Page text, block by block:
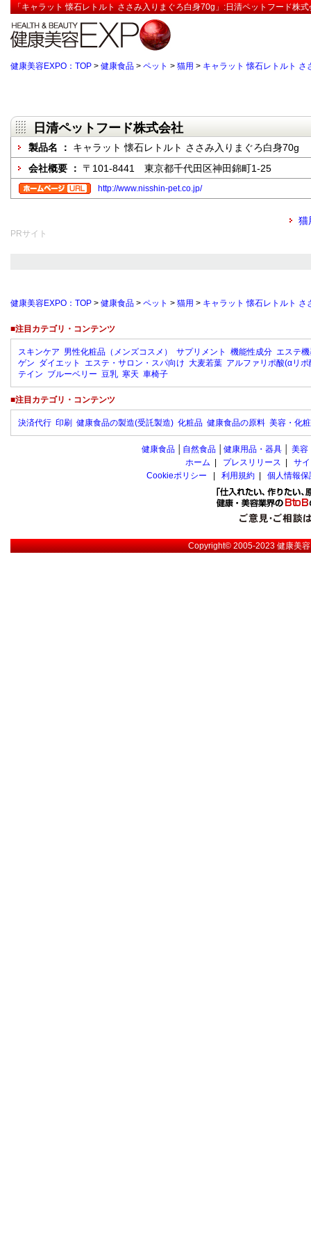
「キャラット 懐石レトルト ささみ入りまぐろ白身70g」:日清ペットフード株
健康美容EXPO：TOP > 健康食品 > ペット > 猫用 > キャラット 懐石レトルト
日清ペットフード株式会社
製品名 ： キャラット 懐石レトルト ささみ入りまぐろ白身70g
会社概要 ： 〒101-8441 東京都千代田区神田錦町1-25
http://www.nisshin-pet.co.jp/
猫
PRサイト
健康美容EXPO：TOP > 健康食品 > ペット > 猫用 > キャラット 懐石レトルト
■注目カテゴリ・コンテンツ
スキンケア 男性化粧品（メンズコスメ） サプリメント 機能性成分 エステ
ゲン ダイエット エステ・サロン・スパ向け 大麦若葉 アルファリポ酸(αリポ
テイン ブルーベリー 豆乳 寒天 車椅子
■注目カテゴリ・コンテンツ
決済代行 印刷 健康食品の製造(受託製造) 化粧品 健康食品の原料 美容・化
健康食品 自然食品 健康用品・器具 美容
ホーム
プレスリリース
サ
Cookieポリシー
利用規約 個人情報
Copyright© 2005-2023健康美